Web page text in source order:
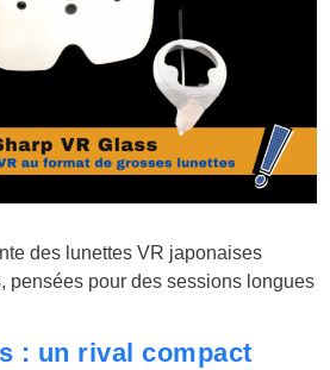
des lunettes VR japonaises
pensées pour des sessions longues
: un rival compact